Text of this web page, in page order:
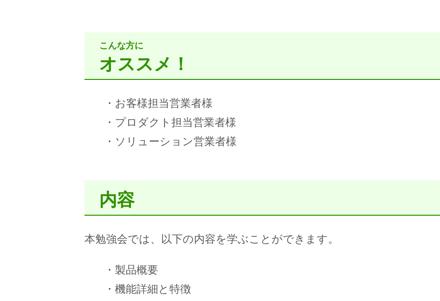
こんな方に
オススメ！
・お客様担当営業者様
・プロダクト担当営業者様
・ソリューション営業者様
内容
本勉強会では、以下の内容を学ぶことができます。
・製品概要
・機能詳細と特徴